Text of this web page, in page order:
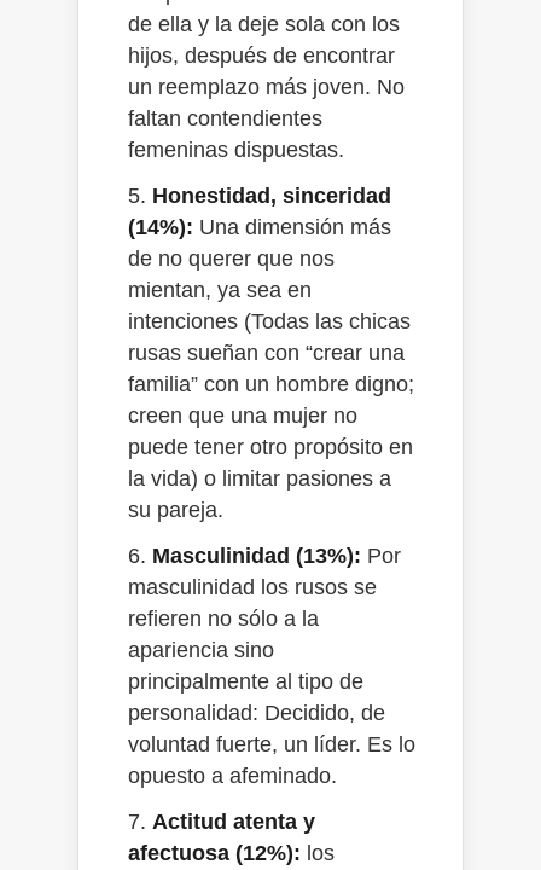
de ella y la deje sola con los
hijos, después de encontrar
un reemplazo más joven. No
faltan contendientes
femeninas dispuestas.
5. Honestidad, sinceridad
(14%): Una dimensión más
de no querer que nos
mientan, ya sea en
intenciones (Todas las chicas
rusas sueñan con “crear una
familia” con un hombre digno;
creen que una mujer no
puede tener otro propósito en
la vida) o limitar pasiones a
su pareja.
6. Masculinidad (13%): Por
masculinidad los rusos se
refieren no sólo a la
apariencia sino
principalmente al tipo de
personalidad: Decidido, de
voluntad fuerte, un líder. Es lo
opuesto a afeminado.
7. Actitud atenta y
afectuosa (12%): los